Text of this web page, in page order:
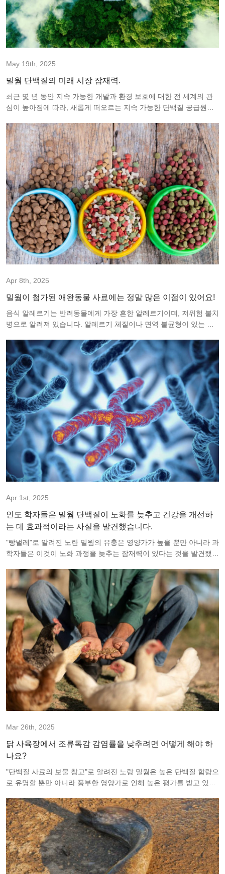
May 19th, 2025
밀웜 단백질의 미래 시장 잠재력.
최근 몇 년 동안 지속 가능한 개발과 환경 보호에 대한 전 세계의 관
심이 높아짐에 따라, 새롭게 떠오르는 지속 가능한 단백질 공급원인
밀웜 단백질은 높은 영양가, 친환경적 특성, 그리고 폭넓은 활용 가능
성으로 인해 단백질 공급원에 대한 기존의 인식을 변화시키고 있습니
다. 본 논문에서는 식품, 농업, 사료, 생체재료 및 기타 분야에서 밀웜
단백질의 역할과 잠재력을 살펴보겠습니다.
Apr 8th, 2025
밀웜이 첨가된 애완동물 사료에는 정말 많은 이점이 있어요!
음식 알레르기는 반려동물에게 가장 흔한 알레르기이며, 저위험 불치
병으로 알려져 있습니다. 알레르기 체질이나 면역 불균형이 있는 반
레르겐)에도 과잉 반응을 보입니다...
Apr 1st, 2025
인도 학자들은 밀웜 단백질이 노화를 늦추고 건강을 개선하
는 데 효과적이라는 사실을 발견했습니다.
"빵벌레"로 알려진 노란 밀웜의 유충은 영양가가 높을 뿐만 아니라 과
학자들은 이것이 노화 과정을 늦추는 잠재력이 있다는 것을 발견했습
Mar 26th, 2025
닭 사육장에서 조류독감 감염률을 낮추려면 어떻게 해야 하
나요?
"단백질 사료의 보물 창고"로 알려진 노랑 밀웜은 높은 단백질 함량으
로 유명할 뿐만 아니라 풍부한 영양가로 인해 높은 평가를 받고 있습
못한 이점을 가져다 줄 수 있습니다.